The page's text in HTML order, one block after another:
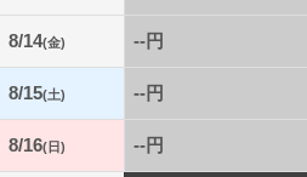
8/14(金) --円
8/15(土) --円
8/16(日) --円